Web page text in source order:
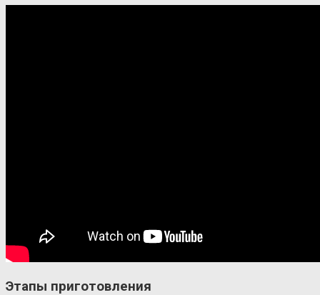
Этапы приготовления